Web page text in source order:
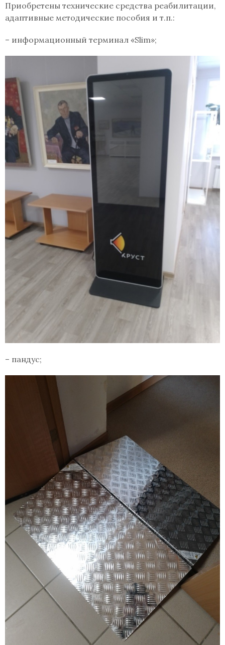
Приобретены технические средства реабилитации,
адаптивные методические пособия и т.п.:
– информационный терминал «Slim»;
– пандус;